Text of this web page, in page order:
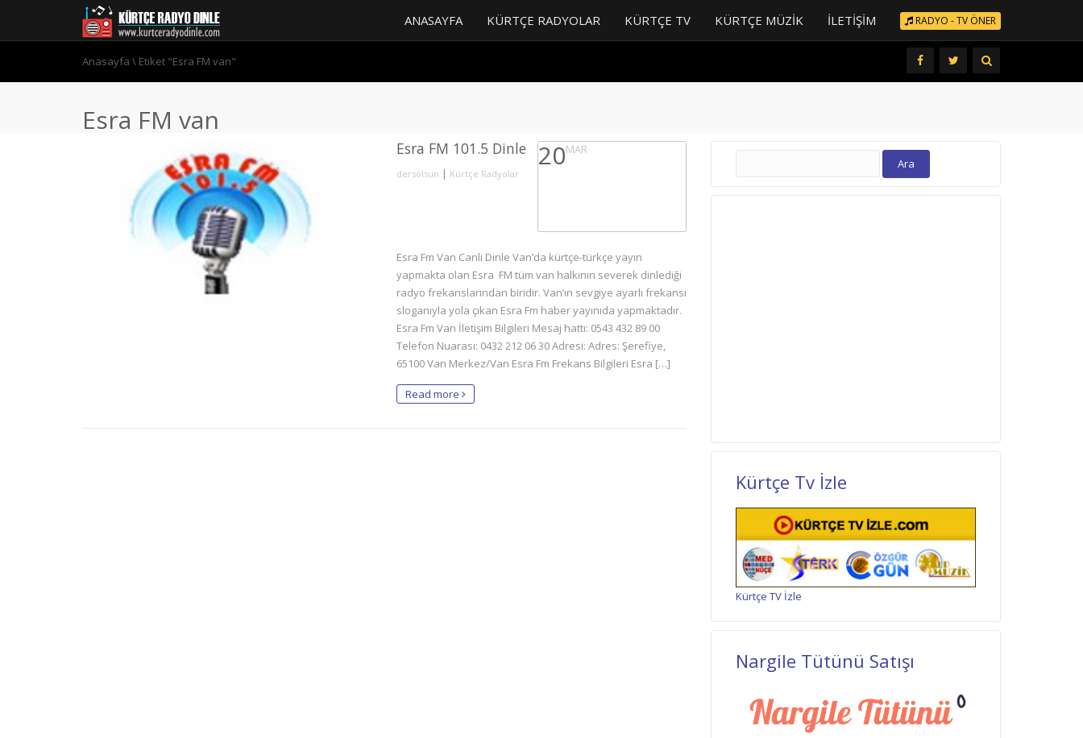
RADYO - TV ÖNER
ANASAYFA KÜRTÇE RADYOLAR KÜRTÇE TV KÜRTÇE MÜZIK İLETIŞIM
Anasayfa \ Etiket "Esra FM van"
Esra FM van
Esra FM 101.5 Dinle
dersolsun | Kürtçe Radyolar
20MAR
Esra Fm Van Canlı Dinle Van’da kürtçe-türkçe yayın
yapmakta olan Esra FM tüm van halkının severek dinlediği
radyo frekanslarından biridir. Van’ın sevgiye ayarlı frekansı
sloganıyla yola çıkan Esra Fm haber yayınıda yapmaktadır.
Esra Fm Van İletişim Bilgileri Mesaj hattı: 0543 432 89 00
Telefon Nuarası: 0432 212 06 30 Adresi: Adres: Şerefiye,
65100 Van Merkez/Van Esra Fm Frekans Bilgileri Esra […]
Read more
Arama:
Kürtçe Tv İzle
Kürtçe TV İzle
Nargile Tütünü Satışı